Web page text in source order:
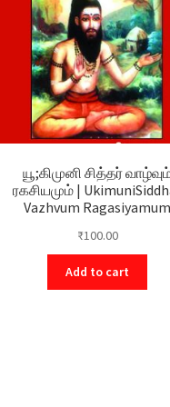
யூ;கிமுனி சித்தர்
ரகசியமும் |
Vazhvum Ragasiyamum
₹100.00
Add to cart